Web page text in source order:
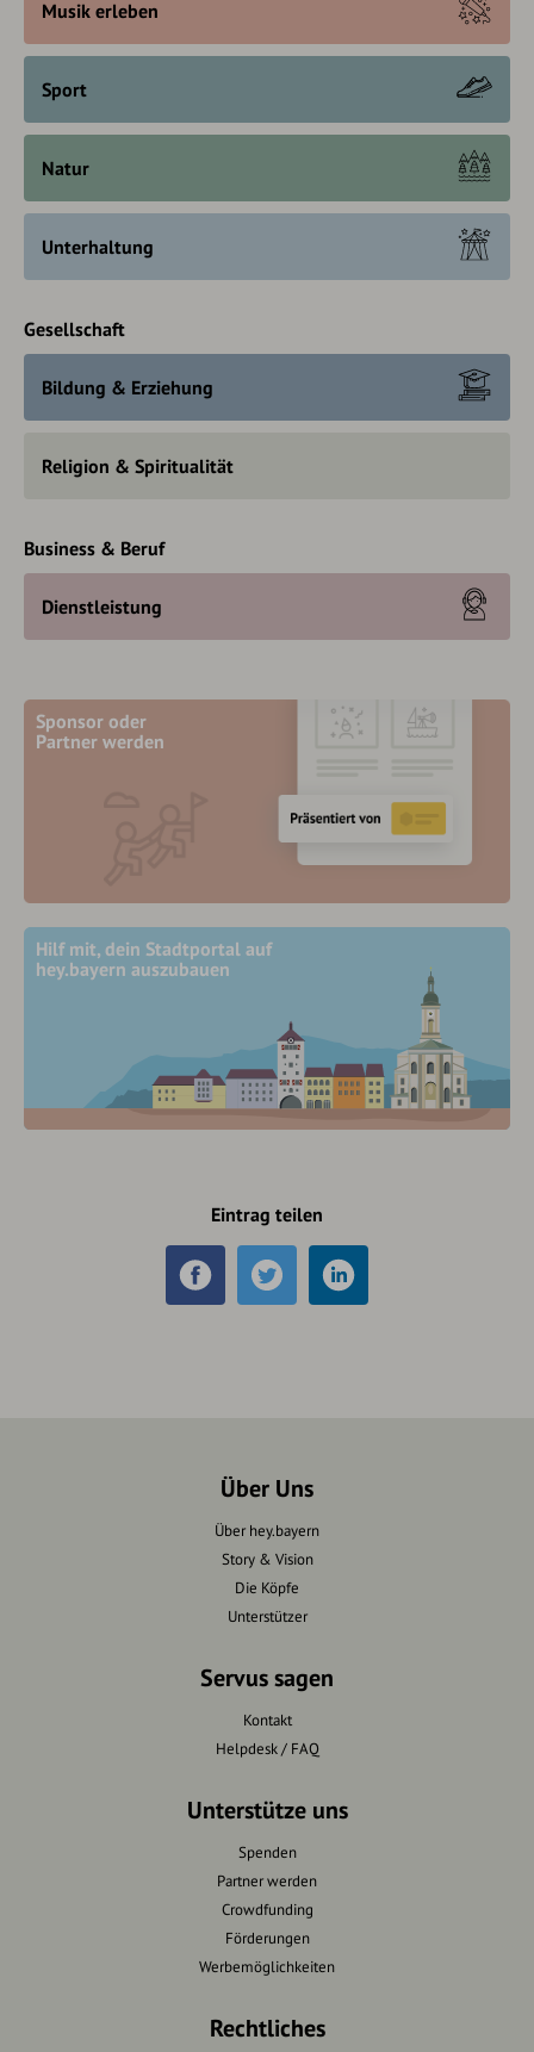
Musik erleben
Sport
Natur
Unterhaltung
Gesellschaft
Bildung & Erziehung
Religion & Spiritualität
Business & Beruf
Dienstleistung
Sponsor oder
Partner werden
Hilf mit, dein Stadtportal auf
hey.bayern auszubauen
Eintrag teilen
Über Uns
Über hey.bayern
Story & Vision
Die Köpfe
Unterstützer
Servus sagen
Kontakt
Helpdesk / FAQ
Unterstütze uns
Spenden
Partner werden
Crowdfunding
Förderungen
Werbemöglichkeiten
Rechtliches